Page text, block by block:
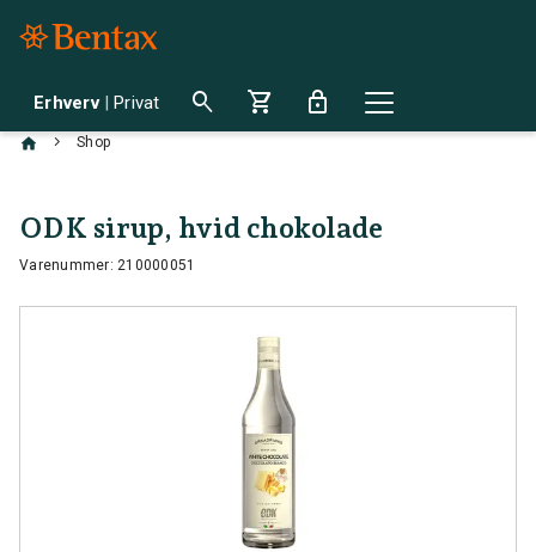
Erhverv | Privat search shopping_cart lock
chevron_right Shop
ODK sirup, hvid chokolade
Varenummer: 210000051